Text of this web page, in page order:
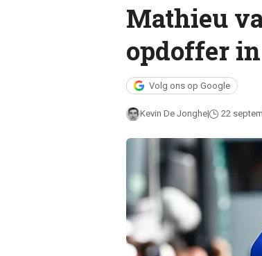
Mathieu
opdoffer
Volg ons op Google
Kevin De Jonghe 22